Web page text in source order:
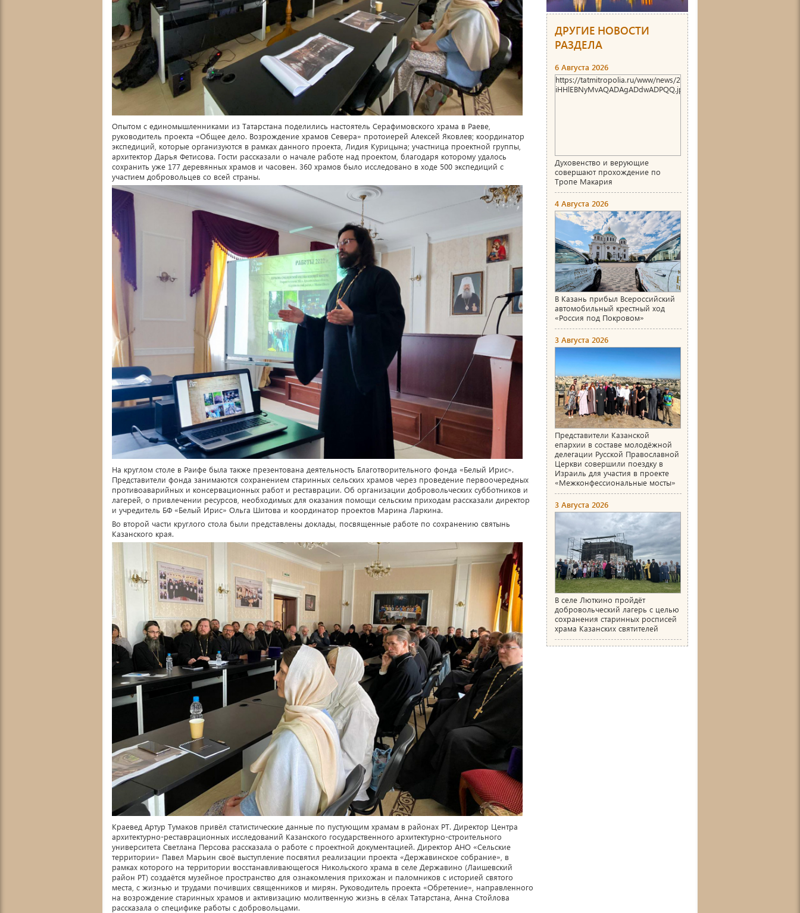
Опытом с единомышленниками из Татарстана поделились настоятель Серафимовского храма в Раеве,
руководитель проекта «Общее дело. Возрождение храмов Севера» протоиерей Алексей Яковлев; координатор
экспедиций, которые организуются в рамках данного проекта, Лидия Курицына; участница проектной группы,
архитектор Дарья Фетисова. Гости рассказали о начале работе над проектом, благодаря которому удалось
сохранить уже 177 деревянных храмов и часовен. 360 храмов было исследовано в ходе 500 экспедиций с
участием добровольцев со всей страны.
На круглом столе в Раифе была также презентована деятельность Благотворительного фонда «Белый Ирис».
Представители фонда занимаются сохранением старинных сельских храмов через проведение первоочередных
противоаварийных и консервационных работ и реставрации. Об организации добровольческих субботников и
лагерей, о привлечении ресурсов, необходимых для оказания помощи сельским приходам рассказали директор
и учредитель БФ «Белый Ирис» Ольга Шитова и координатор проектов Марина Ларкина.
Во второй части круглого стола были представлены доклады, посвященные работе по сохранению святынь
Казанского края.
Краевед Артур Тумаков привёл статистические данные по пустующим храмам в районах РТ. Директор Центра
архитектурно-реставрационных исследований Казанского государственного архитектурно-строительного
университета Светлана Персова рассказала о работе с проектной документацией. Директор АНО «Сельские
территории» Павел Марьин своё выступление посвятил реализации проекта «Державинское собрание», в
рамках которого на территории восстанавливающегося Никольского храма в селе Державино (Лаишевский
район РТ) создаётся музейное пространство для ознакомления прихожан и паломников с историей святого
места, с жизнью и трудами почивших священников и мирян. Руководитель проекта «Обретение», направленного
на возрождение старинных храмов и активизацию молитвенную жизнь в сёлах Татарстана, Анна Стойлова
рассказала о специфике работы с добровольцами.
ДРУГИЕ НОВОСТИ
РАЗДЕЛА
6 Августа 2026
https://tatmitropolia.ru/www/news/2026/8/
iHHlEBNyMvAQADAgADdwADPQQ.jpg
Духовенство и верующие
совершают прохождение по
Тропе Макария
4 Августа 2026
В Казань прибыл Всероссийский
автомобильный крестный ход
«Россия под Покровом»
3 Августа 2026
Представители Казанской
епархии в составе молодёжной
делегации Русской Православной
Церкви совершили поездку в
Израиль для участия в проекте
«Межконфессиональные мосты»
3 Августа 2026
В селе Люткино пройдёт
добровольческий лагерь с целью
сохранения старинных росписей
храма Казанских святителей